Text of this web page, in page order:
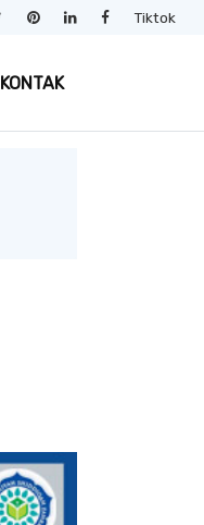
Tiktok
KONTAK